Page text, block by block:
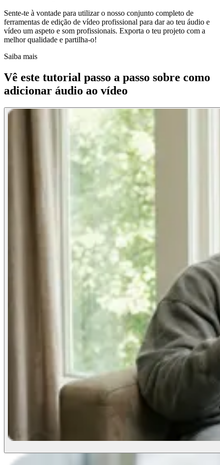
Sente-te à vontade para utilizar o nosso conjunto completo de
ferramentas de edição de vídeo profissional para dar ao teu áudio e
vídeo um aspeto e som profissionais. Exporta o teu projeto com a
melhor qualidade e partilha-o!
Saiba mais
Vê este tutorial passo a passo sobre como
adicionar áudio ao vídeo